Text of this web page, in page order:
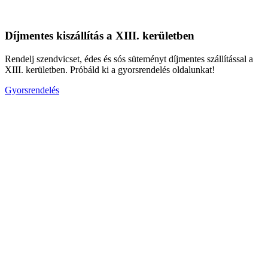
Díjmentes kiszállítás a XIII. kerületben
Rendelj szendvicset, édes és sós süteményt díjmentes szállítással a
XIII. kerületben. Próbáld ki a gyorsrendelés oldalunkat!
Gyorsrendelés